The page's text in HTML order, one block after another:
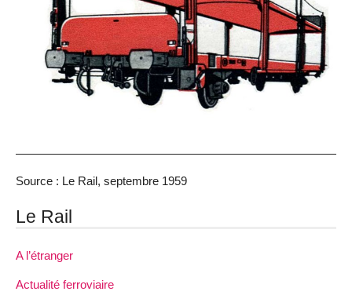
Source : Le Rail, septembre 1959
Le Rail
A l’étranger
Actualité ferroviaire